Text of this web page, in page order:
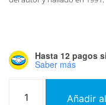
Hasta 12 pagos
Saber más
Añadir